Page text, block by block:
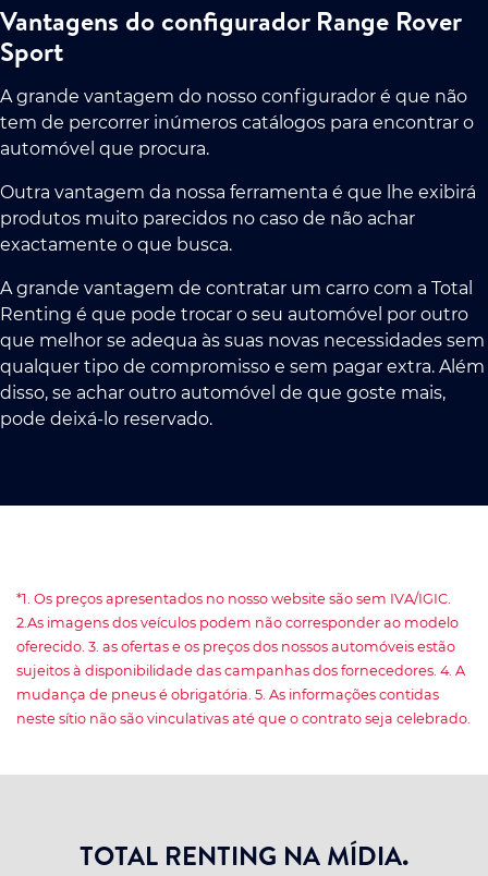
Vantagens do configurador Range Rover
Sport
A grande vantagem do nosso configurador é que não
tem de percorrer inúmeros catálogos para encontrar o
automóvel que procura.
Outra vantagem da nossa ferramenta é que lhe exibirá
produtos muito parecidos no caso de não achar
exactamente o que busca.
A grande vantagem de contratar um carro com a Total
Renting é que pode trocar o seu automóvel por outro
que melhor se adequa às suas novas necessidades sem
qualquer tipo de compromisso e sem pagar extra. Além
disso, se achar outro automóvel de que goste mais,
pode deixá-lo reservado.
*1. Os preços apresentados no nosso website são sem IVA/IGIC.
2.As imagens dos veículos podem não corresponder ao modelo
oferecido. 3. as ofertas e os preços dos nossos automóveis estão
sujeitos à disponibilidade das campanhas dos fornecedores. 4. A
mudança de pneus é obrigatória. 5. As informações contidas
neste sítio não são vinculativas até que o contrato seja celebrado.
TOTAL RENTING NA MÍDIA.